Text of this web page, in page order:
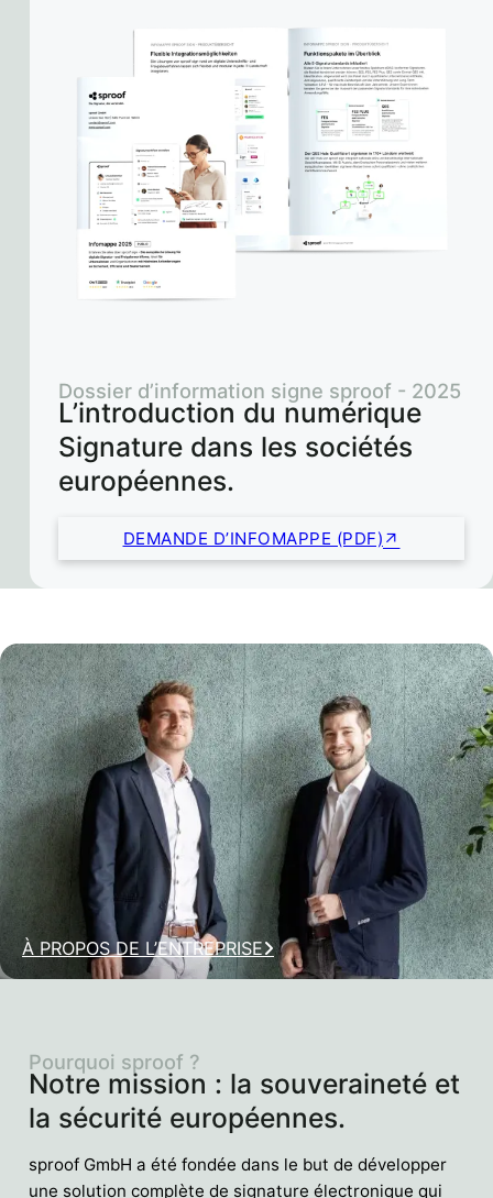
L’introduction du numérique
Signature dans les sociétés
européennes.
Dossier d’information signe sproof - 2025
DEMANDE D’INFOMAPPE (PDF)
À PROPOS DE L’ENTREPRISE
Notre mission : la souveraineté et
la sécurité européennes.
Pourquoi sproof ?
sproof GmbH a été fondée dans le but de développer
une solution complète de signature électronique qui